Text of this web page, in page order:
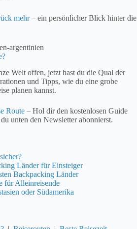
mehr– ein persönlicher Blick hinter die
Welt offen, jetzt hast du die Qual der
und Tipps, wie du eine grobe
planen kannst.
Route – Hol dir den kostenlosen Guide
unten den Newsletter abonnierst.
Länder für Einsteiger
Backpacking Länder
für Alleinreisende
oder Südamerika